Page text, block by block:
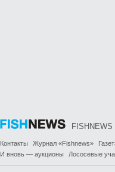
FISHNEWS
Контакты Журнал «Fishnews»
И вновь — аукционы
Лососевые